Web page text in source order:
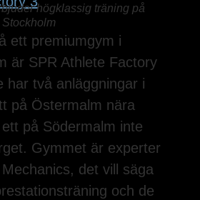
högklassig träning på
ett premiumgym i
är SPR Athlete Factory
har två anläggningar i
på Östermalm nära
på Södermalm inte
Gymmet är experter
det vill säga
och de